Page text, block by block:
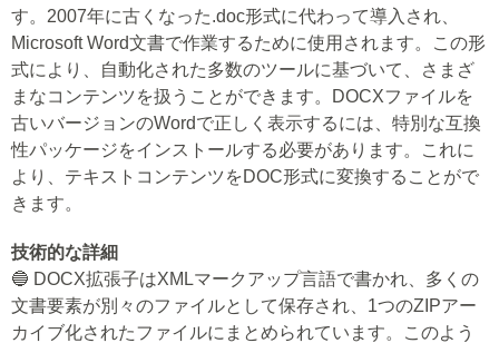
す。2007年に古くなった.doc形式に代わって導入され、
Microsoft Word文書で作業するために使用されます。この形
式により、自動化された多数のツールに基づいて、さまざ
まなコンテンツを扱うことができます。DOCXファイルを
古いバージョンのWordで正しく表示するには、特別な互換
性パッケージをインストールする必要があります。これに
より、テキストコンテンツをDOC形式に変換することがで
きます。
技術的な詳細
🔵 DOCX拡張子はXMLマークアップ言語で書かれ、多くの
文書要素が別々のファイルとして保存され、1つのZIPアー
カイブ化されたファイルにまとめられています。このよう